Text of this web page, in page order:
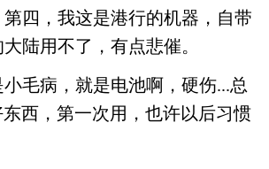
四，我这是港行的机器，自带
陆用不了，有点悲催。
毛病，就是电池啊，硬伤...总
西，第一次用，也许以后习惯